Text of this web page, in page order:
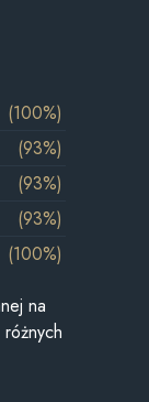
(100%)
(93%)
(93%)
(93%)
(100%)
na